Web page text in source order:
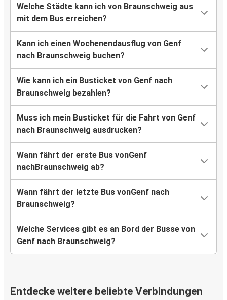
Welche Städte kann ich von Braunschweig aus
mit dem Bus erreichen?
Kann ich einen Wochenendausflug von Genf
nach Braunschweig buchen?
Wie kann ich ein Busticket von Genf nach
Braunschweig bezahlen?
Muss ich mein Busticket für die Fahrt von Genf
nach Braunschweig ausdrucken?
Wann fährt der erste Bus vonGenf
nachBraunschweig ab?
Wann fährt der letzte Bus vonGenf nach
Braunschweig?
Welche Services gibt es an Bord der Busse von
Genf nach Braunschweig?
Entdecke weitere beliebte Verbindungen